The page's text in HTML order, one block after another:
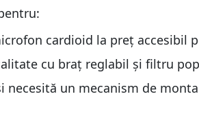
Plus
Emita Plus
Plus
cardioid la preț accesibil
cu braț reglabil și filtru pop
un mecanism de